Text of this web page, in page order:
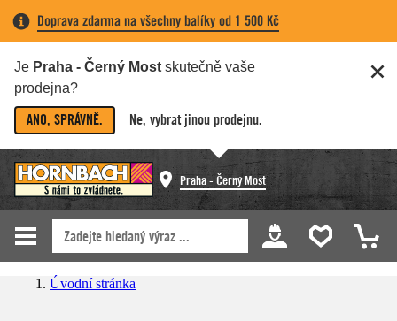
Doprava zdarma na všechny balíky od 1 500 Kč
Je Praha - Černý Most skutečně vaše
prodejna?
ANO, SPRÁVNĚ. Ne, vybrat jinou prodejnu.
Praha - Černý Most
Úvodní stránka